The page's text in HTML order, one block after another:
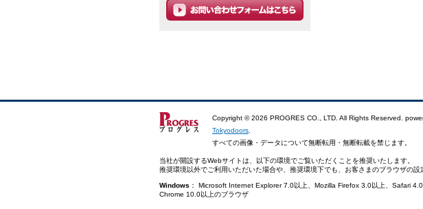
Copyright ©2026 PROGRES CO., LTD. All Rights Reserved.
Tokyodoors
すべての画像・データについて無断転用・無断転載を禁じます。
当社が開設するWebサイトは、以下の環境でご覧いただくことを推奨いたします。
推奨環境以外でご利用いただいた場合や、推奨環境下でも、お客さまのブラウザの
Windows ： Microsoft Internet Explorer 7.0以上、Mozilla Firefox 3.0以上、Safari
Chrome 10.0以上のブラウザ